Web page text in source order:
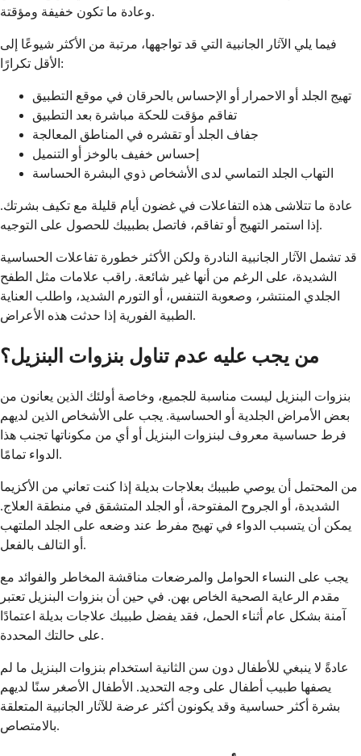
وعادة ما تكون خفيفة ومؤقتة.
فيما يلي الآثار الجانبية التي قد تواجهها، مرتبة من الأكثر شيوعًا إلى
الأقل تكرارًا:
تهيج الجلد أو الاحمرار أو الإحساس بالحرقان في موقع التطبيق
تفاقم مؤقت للحكة مباشرة بعد التطبيق
جفاف الجلد أو تقشره في المناطق المعالجة
إحساس خفيف بالوخز أو التنميل
التهاب الجلد التماسي لدى الأشخاص ذوي البشرة الحساسة
عادة ما تتلاشى هذه التفاعلات في غضون أيام قليلة مع تكيف بشرتك.
إذا استمر التهيج أو تفاقم، فاتصل بطبيبك للحصول على التوجيه.
قد تشمل الآثار الجانبية النادرة ولكن الأكثر خطورة تفاعلات الحساسية
الشديدة، على الرغم من أنها غير شائعة. راقب علامات مثل الطفح
الجلدي المنتشر، وصعوبة التنفس، أو التورم الشديد، واطلب العناية
الطبية الفورية إذا حدثت هذه الأعراض.
من يجب عليه عدم تناول بنزوات البنزيل؟
بنزوات البنزيل ليست مناسبة للجميع، وخاصة أولئك الذين يعانون من
بعض الأمراض الجلدية أو الحساسية. يجب على الأشخاص الذين لديهم
فرط حساسية معروف لبنزوات البنزيل أو أي من مكوناتها تجنب هذا
الدواء تمامًا.
من المحتمل أن يوصي طبيبك بعلاجات بديلة إذا كنت تعاني من الأكزيما
الشديدة، أو الجروح المفتوحة، أو الجلد المتشقق في منطقة العلاج.
يمكن أن يتسبب الدواء في تهيج مفرط عند وضعه على الجلد الملتهب
أو التالف بالفعل.
يجب على النساء الحوامل والمرضعات مناقشة المخاطر والفوائد مع
مقدم الرعاية الصحية الخاص بهن. في حين أن بنزوات البنزيل تعتبر
آمنة بشكل عام أثناء الحمل، فقد يفضل طبيبك علاجات بديلة اعتمادًا
على حالتك المحددة.
عادةً لا ينبغي للأطفال دون سن الثانية استخدام بنزوات البنزيل ما لم
يصفها طبيب أطفال على وجه التحديد. الأطفال الأصغر سنًا لديهم
بشرة أكثر حساسية وقد يكونون أكثر عرضة للآثار الجانبية المتعلقة
بالامتصاص.